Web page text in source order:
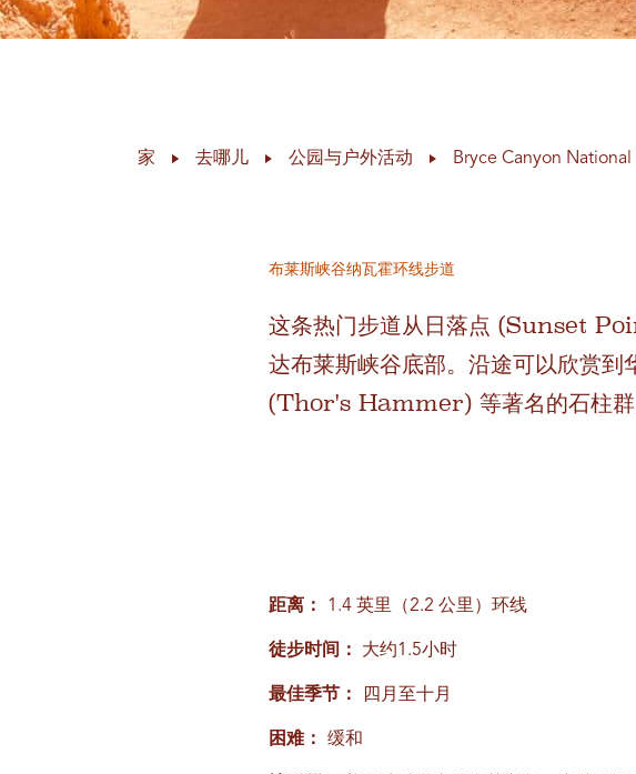
家 去哪儿 公园与户外活动 Bryce Canyon National
布莱斯峡谷纳瓦霍环线步道
这条热门步道从日落点 (Sunset
达布莱斯峡谷底部。沿途可以欣
(Thor's Hammer) 等著名的石柱群
距离： 1.4 英里（2.2 公里）环线
徒步时间： 大约1.5小时
最佳季节： 四月至十月
困难： 缓和